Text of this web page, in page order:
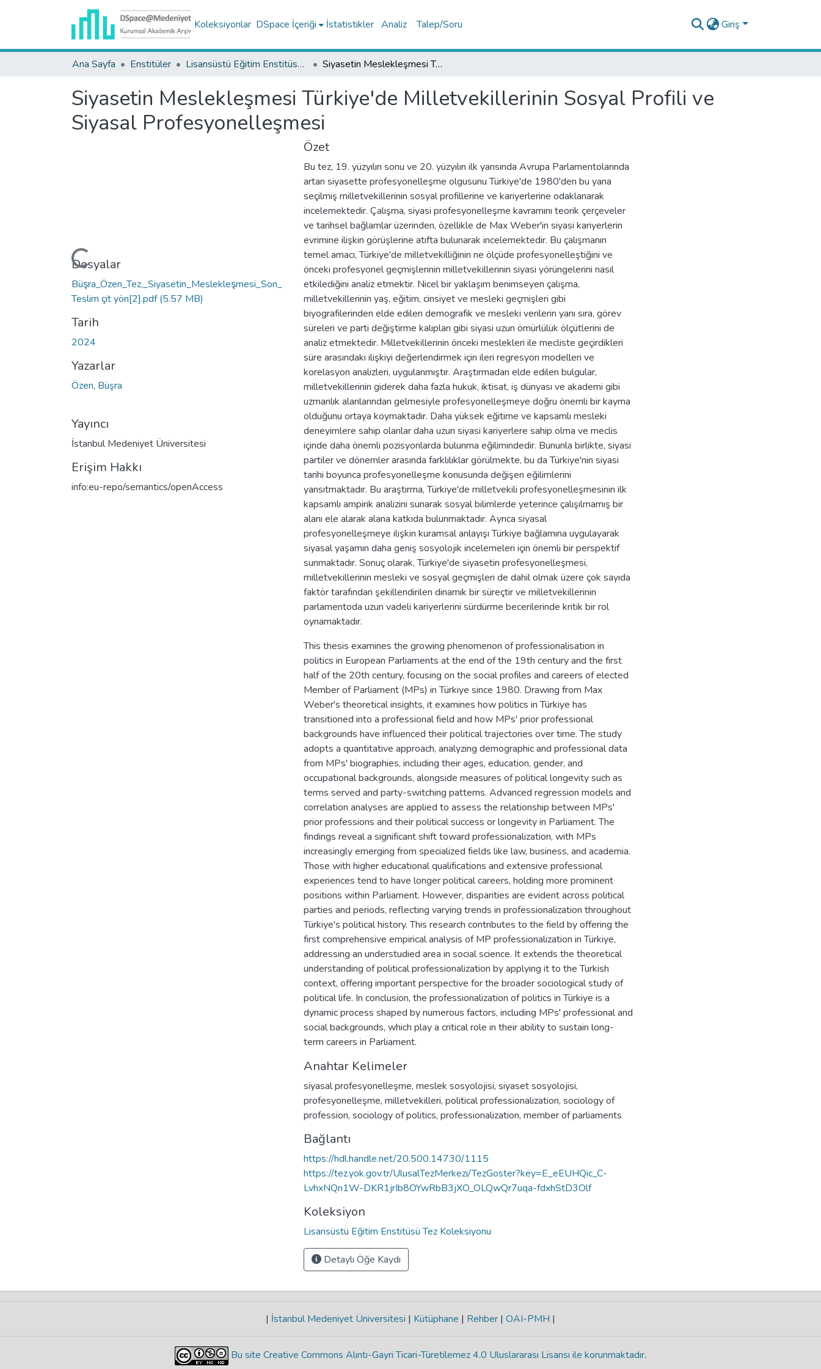
Koleksiyonlar DSpace İçeriği İstatistikler Analiz Talep/Soru Giriş
Ana Sayfa Enstitüler Lisansüstü Eğitim Enstitüsü Tez Koleksiyonu Siyasetin Meslekleşmesi Türkiye'de Milletvekillerinin Sosyal Profili ve Siyasal Profesyonelleşmesi
Siyasetin Meslekleşmesi Türkiye'de Milletvekillerinin Sosyal Profili ve
Siyasal Profesyonelleşmesi
Yükleniyor...
Dosyalar
Büşra_Özen_Tez,_Siyasetin_Meslekleşmesi_Son_
Teslim çit yön[2].pdf(5.57 MB)
Tarih
2024
Yazarlar
Özen, Büşra
Yayıncı
İstanbul Medeniyet Üniversitesi
Erişim Hakkı
info:eu-repo/semantics/openAccess
Özet
Bu tez, 19. yüzyılın sonu ve 20. yüzyılın ilk yarısında Avrupa Parlamentolarında
artan siyasette profesyonelleşme olgusunu Türkiye'de 1980'den bu yana
seçilmiş milletvekillerinin sosyal profillerine ve kariyerlerine odaklanarak
incelemektedir. Çalışma, siyasi profesyonelleşme kavramını teorik çerçeveler
ve tarihsel bağlamlar üzerinden, özellikle de Max Weber'in siyasi kariyerlerin
evrimine ilişkin görüşlerine atıfta bulunarak incelemektedir. Bu çalışmanın
temel amacı, Türkiye'de milletvekilliğinin ne ölçüde profesyonelleştiğini ve
önceki profesyonel geçmişlerinin milletvekillerinin siyasi yörüngelerini nasıl
etkilediğini analiz etmektir. Nicel bir yaklaşım benimseyen çalışma,
milletvekillerinin yaş, eğitim, cinsiyet ve mesleki geçmişleri gibi
biyografilerinden elde edilen demografik ve mesleki verilerin yanı sıra, görev
süreleri ve parti değiştirme kalıpları gibi siyasi uzun ömürlülük ölçütlerini de
analiz etmektedir. Milletvekillerinin önceki meslekleri ile mecliste geçirdikleri
süre arasındaki ilişkiyi değerlendirmek için ileri regresyon modelleri ve
korelasyon analizleri, uygulanmıştır. Araştırmadan elde edilen bulgular,
milletvekillerinin giderek daha fazla hukuk, iktisat, iş dünyası ve akademi gibi
uzmanlık alanlarından gelmesiyle profesyonelleşmeye doğru önemli bir kayma
olduğunu ortaya koymaktadır. Daha yüksek eğitime ve kapsamlı mesleki
deneyimlere sahip olanlar daha uzun siyasi kariyerlere sahip olma ve meclis
içinde daha önemli pozisyonlarda bulunma eğilimindedir. Bununla birlikte, siyasi
partiler ve dönemler arasında farklılıklar görülmekte, bu da Türkiye'nin siyasi
tarihi boyunca profesyonelleşme konusunda değişen eğilimlerini
yansıtmaktadır. Bu araştırma, Türkiye'de milletvekili profesyonelleşmesinin ilk
kapsamlı ampirik analizini sunarak sosyal bilimlerde yeterince çalışılmamış bir
alanı ele alarak alana katkıda bulunmaktadır. Ayrıca siyasal
profesyonelleşmeye ilişkin kuramsal anlayışı Türkiye bağlamına uygulayarak
siyasal yaşamın daha geniş sosyolojik incelemeleri için önemli bir perspektif
sunmaktadır. Sonuç olarak, Türkiye'de siyasetin profesyonelleşmesi,
milletvekillerinin mesleki ve sosyal geçmişleri de dahil olmak üzere çok sayıda
faktör tarafından şekillendirilen dinamik bir süreçtir ve milletvekillerinin
parlamentoda uzun vadeli kariyerlerini sürdürme becerilerinde kritik bir rol
oynamaktadır.
This thesis examines the growing phenomenon of professionalisation in
politics in European Parliaments at the end of the 19th century and the first
half of the 20th century, focusing on the social profiles and careers of elected
Member of Parliament (MPs) in Türkiye since 1980. Drawing from Max
Weber's theoretical insights, it examines how politics in Türkiye has
transitioned into a professional field and how MPs' prior professional
backgrounds have influenced their political trajectories over time. The study
adopts a quantitative approach, analyzing demographic and professional data
from MPs' biographies, including their ages, education, gender, and
occupational backgrounds, alongside measures of political longevity such as
terms served and party-switching patterns. Advanced regression models and
correlation analyses are applied to assess the relationship between MPs'
prior professions and their political success or longevity in Parliament. The
findings reveal a significant shift toward professionalization, with MPs
increasingly emerging from specialized fields like law, business, and academia.
Those with higher educational qualifications and extensive professional
experiences tend to have longer political careers, holding more prominent
positions within Parliament. However, disparities are evident across political
parties and periods, reflecting varying trends in professionalization throughout
Türkiye's political history. This research contributes to the field by offering the
first comprehensive empirical analysis of MP professionalization in Türkiye,
addressing an understudied area in social science. It extends the theoretical
understanding of political professionalization by applying it to the Turkish
context, offering important perspective for the broader sociological study of
political life. In conclusion, the professionalization of politics in Türkiye is a
dynamic process shaped by numerous factors, including MPs' professional and
social backgrounds, which play a critical role in their ability to sustain long-
term careers in Parliament.
Anahtar Kelimeler
siyasal profesyonelleşme, meslek sosyolojisi, siyaset sosyolojisi,
profesyonelleşme, milletvekilleri, political professionalization, sociology of
profession, sociology of politics, professionalization, member of parliaments
Bağlantı
https://hdl.handle.net/20.500.14730/1115
https://tez.yok.gov.tr/UlusalTezMerkezi/TezGoster?key=E_eEUHQic_C-
LvhxNQn1W-DKR1jrIb8OYwRbB3jXO_OLQwQr7uqa-fdxhStD3Olf
Koleksiyon
Lisansüstü Eğitim Enstitüsü Tez Koleksiyonu
Detaylı Öğe Kaydı
| İstanbul Medeniyet Üniversitesi | Kütüphane | Rehber | OAI-PMH |
Bu site Creative Commons Alıntı-Gayri Ticari-Türetilemez 4.0 Uluslararası Lisansı ile korunmaktadır.